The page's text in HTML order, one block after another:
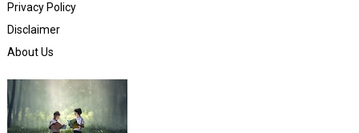
Privacy Policy
Disclaimer
About Us